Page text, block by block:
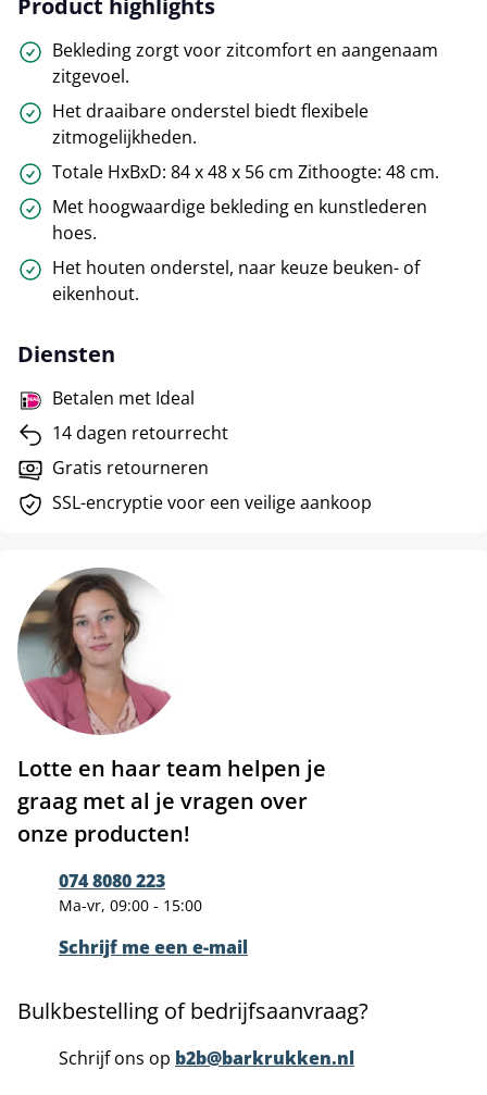
Product highlights
Bekleding zorgt voor zitcomfort en aangenaam
zitgevoel.
Het draaibare onderstel biedt flexibele
zitmogelijkheden.
Totale HxBxD: 84 x 48 x 56 cm Zithoogte: 48 cm.
Met hoogwaardige bekleding en kunstlederen
hoes.
Het houten onderstel, naar keuze beuken- of
eikenhout.
Diensten
Betalen met Ideal
14 dagen retourrecht
Gratis retourneren
SSL-encryptie voor een veilige aankoop
Lotte en haar team helpen je
graag met al je vragen over
onze producten!
074 8080 223
Ma-vr, 09:00 - 15:00
Schrijf me een e-mail
Bulkbestelling of bedrijfsaanvraag?
Schrijf ons op b2b@barkrukken.nl